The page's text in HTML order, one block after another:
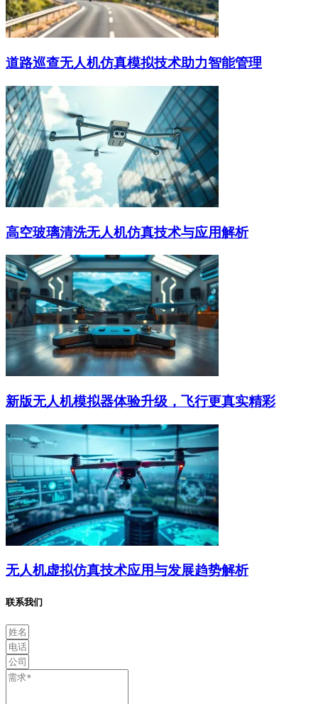
道路巡查无人机仿真模拟技术助力智能管理
高空玻璃清洗无人机仿真技术与应用解析
新版无人机模拟器体验升级，飞行更真实精彩
无人机虚拟仿真技术应用与发展趋势解析
联系我们